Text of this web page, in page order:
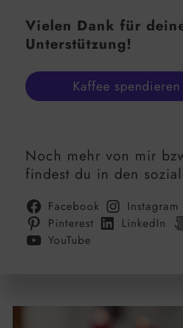
Vielen Dank für
Unterstützung!
Kaffee spendieren
Noch mehr von mir
findest du in den
Facebook Instagram
Pinterest
LinkedIn
YouTube